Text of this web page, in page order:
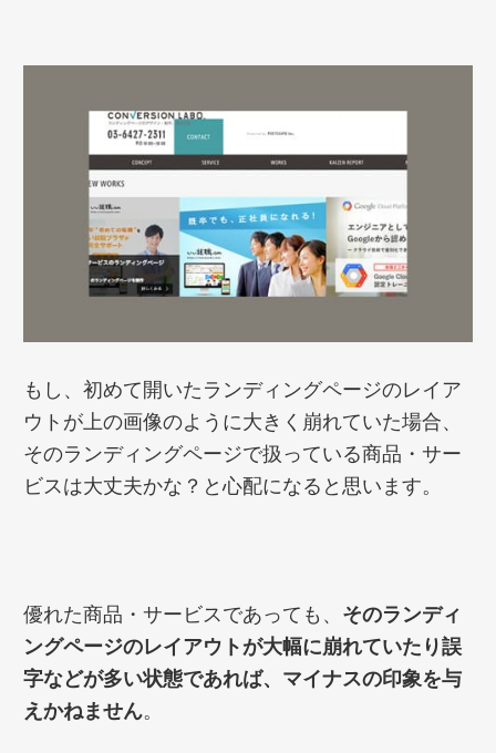
もし、初めて開いたランディングページのレイア
ウトが上の画像のように大きく崩れていた場合、
そのランディングページで扱っている商品・サー
ビスは大丈夫かな？と心配になると思います。
優れた商品・サービスであっても、 そのランディ
ングページのレイアウトが大幅に崩れていたり誤
字などが多い状態であれば、マイナスの印象を与
えかねません。